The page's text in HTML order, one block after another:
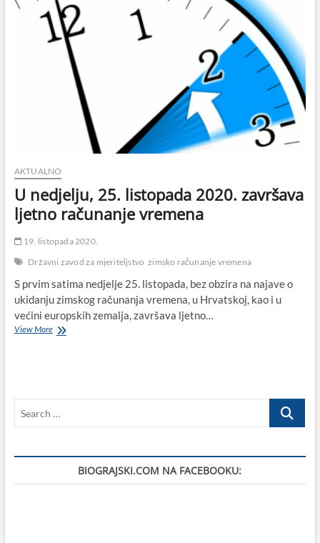
AKTUALNO
U nedjelju, 25. listopada 2020. završava
ljetno računanje vremena
19. listopada 2020.
Državni zavod za mjeriteljstvo zimsko računanje vremena
S prvim satima nedjelje 25. listopada, bez obzira na najave o
ukidanju zimskog računanja vremena, u Hrvatskoj, kao i u
većini europskih zemalja, završava ljetno…
View MoreU
računanje
Search
BIOGRAJSKI.COM NA FACEBOOKU: